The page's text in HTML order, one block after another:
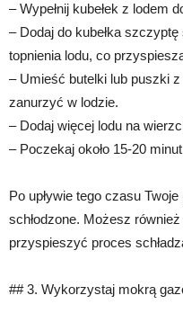
– Wypełnij kubełek z lodem
– Dodaj do kubełka
topnienia lodu, co
– Umieść butelki lub puszki
zanurzyć w lodzie.
– Dodaj więcej lodu na
– Poczekaj około 15-20
Po upływie tego czasu
schłodzone. Możesz
przyspieszyć proces
## 3. Wykorzystaj mokrą